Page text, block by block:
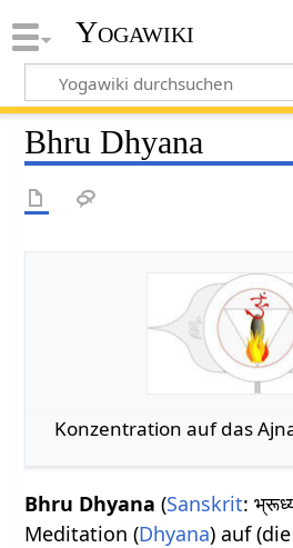
Yogawiki
Bhru Dhyana
Konzentration auf das
Bhru Dhyana (Sanskrit:
Meditation (Dhyana) auf